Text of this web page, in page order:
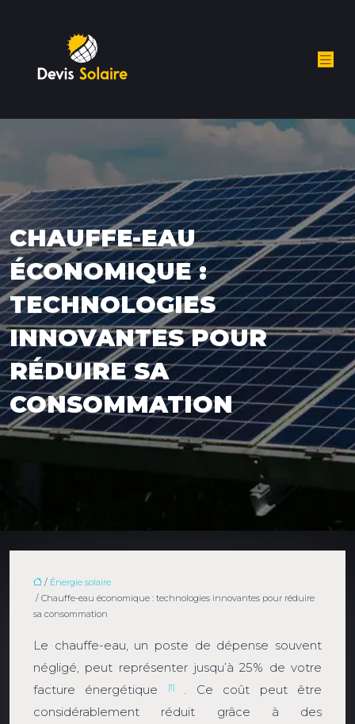
CHAUFFE-EAU
ÉCONOMIQUE :
TECHNOLOGIES
INNOVANTES POUR
RÉDUIRE SA
CONSOMMATION
/ Énergie solaire
/ Chauffe-eau économique : technologies innovantes pour réduire
sa consommation
Le chauffe-eau, un poste de dépense souvent
négligé, peut représenter jusqu’à 25% de votre
facture énergétique
[1] . Ce coût peut être
considérablement réduit grâce à des